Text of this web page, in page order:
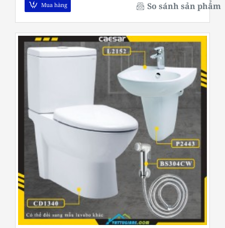
Mua hàng So sánh sản phẩm